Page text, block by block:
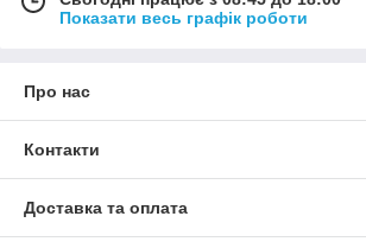
Показати весь графік роботи
Про нас
Контакти
Доставка та оплата